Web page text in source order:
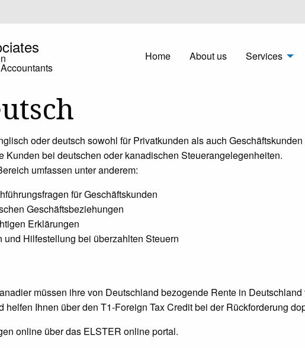
Home About us Services
oder deutsch sowohl für Privatkunden als auch Geschäftskunden
Kunden bei deutschen oder kanadischen Steuerangelegenheiten.
umfassen unter anderem:
für Geschäftskunden
Geschäftsbeziehungen
Erklärungen
Hilfestellung bei überzahlten Steuern
müssen ihre von Deutschland bezogende Rente in
helfen Ihnen über den T1-Foreign Tax Credit bei der Rückforderung
online über das ELSTER online portal.